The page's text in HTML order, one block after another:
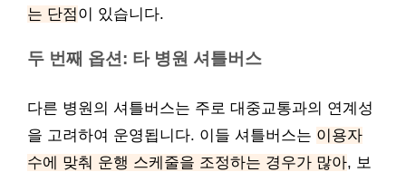
는 단점이 있습니다.
두 번째 옵션: 타 병원 셔틀버스
다른 병원의 셔틀버스는 주로 대중교통과의 연계성
을 고려하여 운영됩니다. 이들 셔틀버스는 이용자
수에 맞춰 운행 스케줄을 조정하는 경우가 많아, 보